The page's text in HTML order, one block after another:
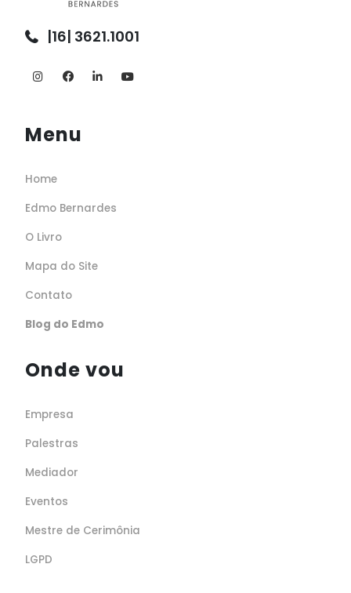
|16| 3621.1001
Menu
Home
Edmo Bernardes
O Livro
Mapa do Site
Contato
Blog do Edmo
Onde vou
Empresa
Palestras
Mediador
Eventos
Mestre de Cerimônia
LGPD